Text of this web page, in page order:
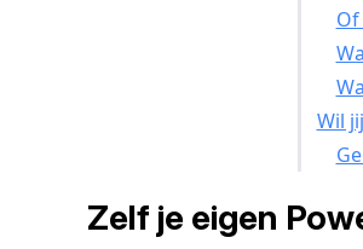
Wil
Zelf je eigen